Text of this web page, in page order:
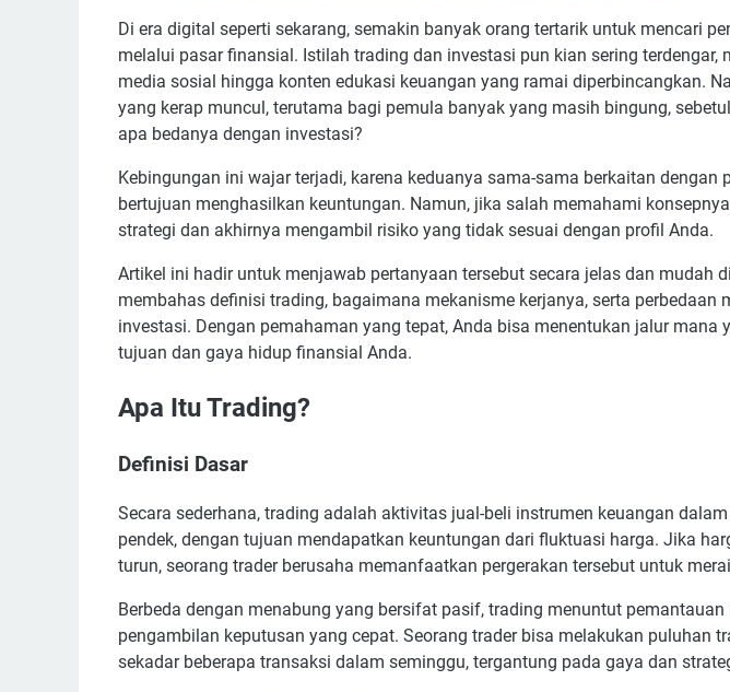
Di era digital seperti sekarang, semakin banyak orang tertarik untuk mencari
melalui pasar finansial. Istilah trading dan investasi pun kian sering terdengar,
media sosial hingga konten edukasi keuangan yang ramai diperbincangkan.
yang kerap muncul, terutama bagi pemula banyak yang masih bingung,
apa bedanya dengan investasi?
Kebingungan ini wajar terjadi, karena keduanya sama-sama berkaitan dengan
bertujuan menghasilkan keuntungan. Namun, jika salah memahami
strategi dan akhirnya mengambil risiko yang tidak sesuai dengan profil Anda.
Artikel ini hadir untuk menjawab pertanyaan tersebut secara jelas dan mudah
membahas definisi trading, bagaimana mekanisme kerjanya, serta perbedaan
investasi. Dengan pemahaman yang tepat, Anda bisa menentukan jalur mana
tujuan dan gaya hidup finansial Anda.
Apa Itu Trading?
Definisi Dasar
Secara sederhana, trading adalah aktivitas jual-beli instrumen keuangan
pendek, dengan tujuan mendapatkan keuntungan dari fluktuasi harga. Jika
turun, seorang trader berusaha memanfaatkan pergerakan tersebut untuk
Berbeda dengan menabung yang bersifat pasif, trading menuntut
pengambilan keputusan yang cepat. Seorang trader bisa melakukan puluhan
sekadar beberapa transaksi dalam seminggu, tergantung pada gaya dan